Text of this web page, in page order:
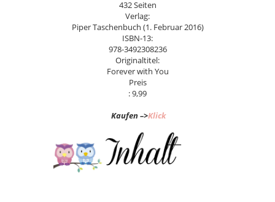
432 Seiten
Verlag:
Piper Taschenbuch (1. Februar 2016)
ISBN-13:
978-3492308236
Originaltitel:
Forever with You
Preis
: 9,99
Kaufen –>Klick